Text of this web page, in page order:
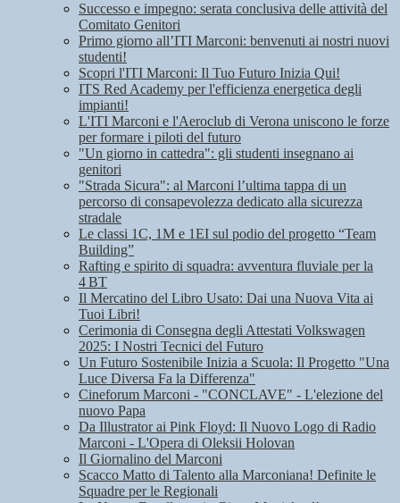
Successo e impegno: serata conclusiva delle attività del
Comitato Genitori
Primo giorno all’ITI Marconi: benvenuti ai nostri nuovi
studenti!
Scopri l'ITI Marconi: Il Tuo Futuro Inizia Qui!
ITS Red Academy per l'efficienza energetica degli
impianti!
L'ITI Marconi e l'Aeroclub di Verona uniscono le forze
per formare i piloti del futuro
"Un giorno in cattedra": gli studenti insegnano ai
genitori
"Strada Sicura": al Marconi l’ultima tappa di un
percorso di consapevolezza dedicato alla sicurezza
stradale
Le classi 1C, 1M e 1EI sul podio del progetto “Team
Building”
Rafting e spirito di squadra: avventura fluviale per la
4 BT
Il Mercatino del Libro Usato: Dai una Nuova Vita ai
Tuoi Libri!
Cerimonia di Consegna degli Attestati Volkswagen
2025: I Nostri Tecnici del Futuro
Un Futuro Sostenibile Inizia a Scuola: Il Progetto "Una
Luce Diversa Fa la Differenza"
Cineforum Marconi - "CONCLAVE" - L'elezione del
nuovo Papa
Da Illustrator ai Pink Floyd: Il Nuovo Logo di Radio
Marconi - L'Opera di Oleksii Holovan
Il Giornalino del Marconi
Scacco Matto di Talento alla Marconiana! Definite le
Squadre per le Regionali